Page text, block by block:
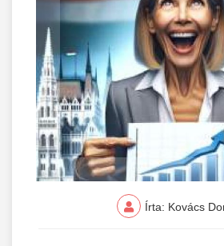
Írta: Kovács